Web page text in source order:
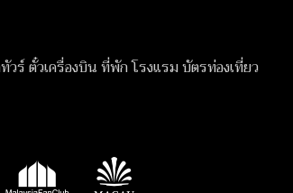
ร์ ตั๋วเครื่องบิน ที่พัก โรงแรม บัตรท่องเที่ยว